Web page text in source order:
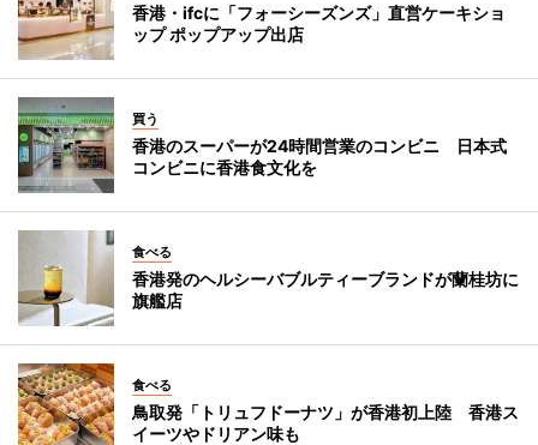
香港・ifcに「フォーシーズンズ」直営ケーキショ
ップ ポップアップ出店
買う
香港のスーパーが24時間営業のコンビニ 日本式
コンビニに香港食文化を
食べる
香港発のヘルシーバブルティーブランドが蘭桂坊に
旗艦店
食べる
鳥取発「トリュフドーナツ」が香港初上陸 香港ス
イーツやドリアン味も